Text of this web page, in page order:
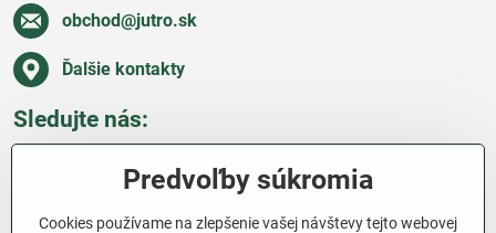
obchod​@jutro​.sk
Ďalšie kontakty
Sledujte nás:
Všetko o nákupe
Predvoľby súkromia
Cookies používame na zlepšenie vašej návštevy tejto webovej